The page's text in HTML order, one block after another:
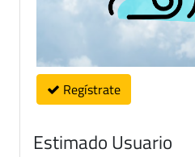
Regístrate
Estimado Usuario